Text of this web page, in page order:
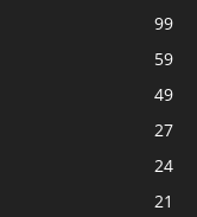
99
59
49
27
24
21